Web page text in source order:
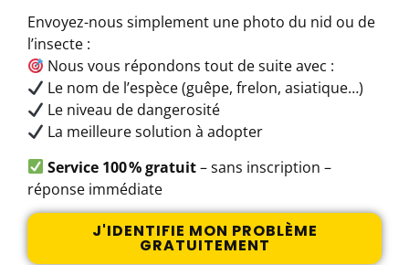
Envoyez-nous simplement une photo du nid ou de
l’insecte :
Nous vous répondons tout de suite avec :
Le nom de l’espèce (guêpe, frelon, asiatique…)
Le niveau de dangerosité
La meilleure solution à adopter
Service 100 % gratuit– sans inscription –
réponse immédiate
J'IDENTIFIE MON PROBLÈME
GRATUITEMENT